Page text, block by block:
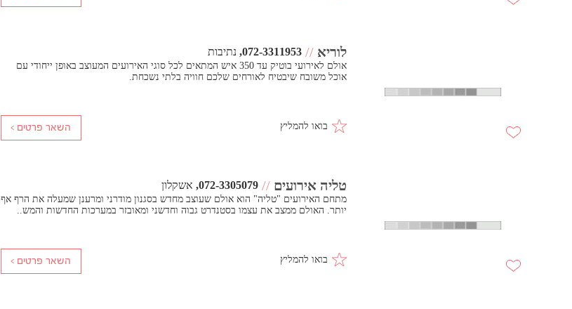
לוריא //
072-3311953 נתיבות
אולם לאירועי בוטיק עד 350 איש המתאים לכל סוגי האירועים המעוצב באופן ייחודי עם
אוכל משובח שיבטיח לאורחים שלכם חוויה בלתי נשכחת.
בואו להמליץ
טליה אירועים //
072-3305079 אשקלון
מתחם האירועים "טליה" הוא אולם שעוצב מחדש בסגנון מודרני ומרענן שמעלה את הרף אף
יותר. האולם ממצב את עצמו בסטנדרט גבוה וחדשני ומאובזר במערכות החדשות והמש..
בואו להמליץ